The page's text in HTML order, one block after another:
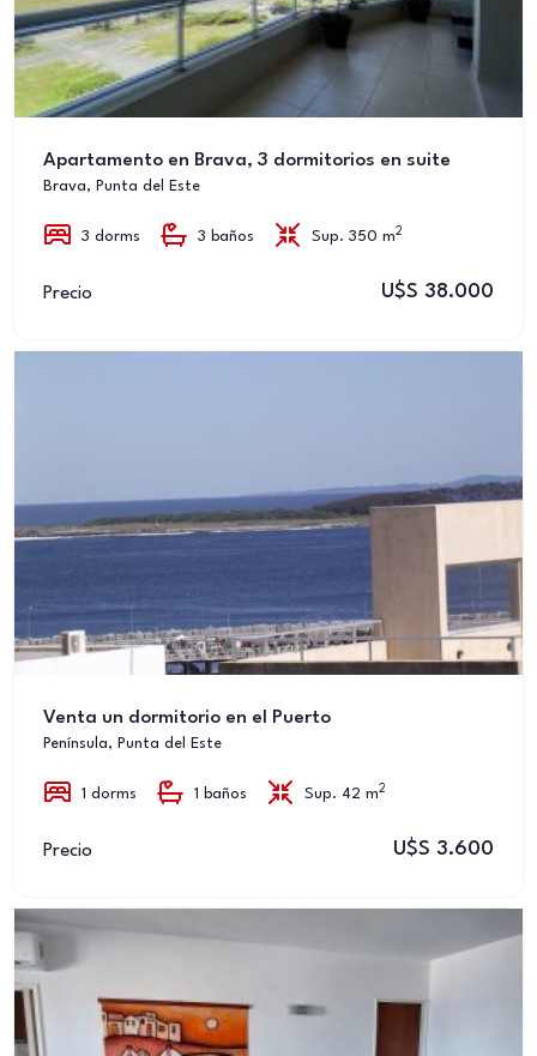
Apartamento en Brava, 3 dormitorios en suite
Brava, Punta del Este
3 dorms 3 baños Sup. 350 m 2
Precio U$S 38.000
Venta un dormitorio en el Puerto
Península, Punta del Este
1 dorms 1 baños Sup. 42 m 2
Precio U$S 3.600